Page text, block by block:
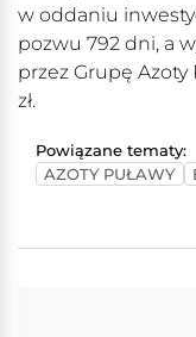
w oddaniu
pozwu 792 dni, a
przez Grupę Azoty
zł.
Powiązane tematy:
AZOTY PUŁAWY